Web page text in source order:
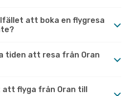
att boka en flygresa
tiden att resa från Oran
att flyga från Oran till